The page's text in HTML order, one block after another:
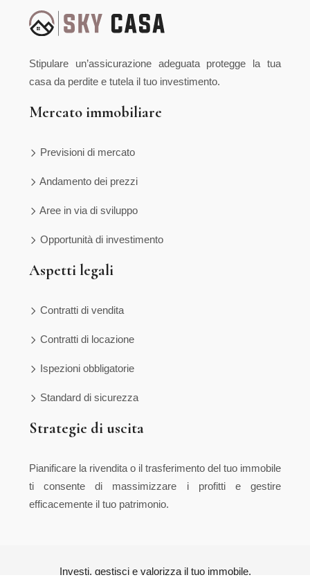
Stipulare un’assicurazione adeguata protegge la tua
casa da perdite e tutela il tuo investimento.
Mercato immobiliare
Previsioni di mercato
Andamento dei prezzi
Aree in via di sviluppo
Opportunità di investimento
Aspetti legali
Contratti di vendita
Contratti di locazione
Ispezioni obbligatorie
Standard di sicurezza
Strategie di uscita
Pianificare la rivendita o il trasferimento del tuo immobile
ti consente di massimizzare i profitti e gestire
efficacemente il tuo patrimonio.
Investi, gestisci e valorizza il tuo immobile.